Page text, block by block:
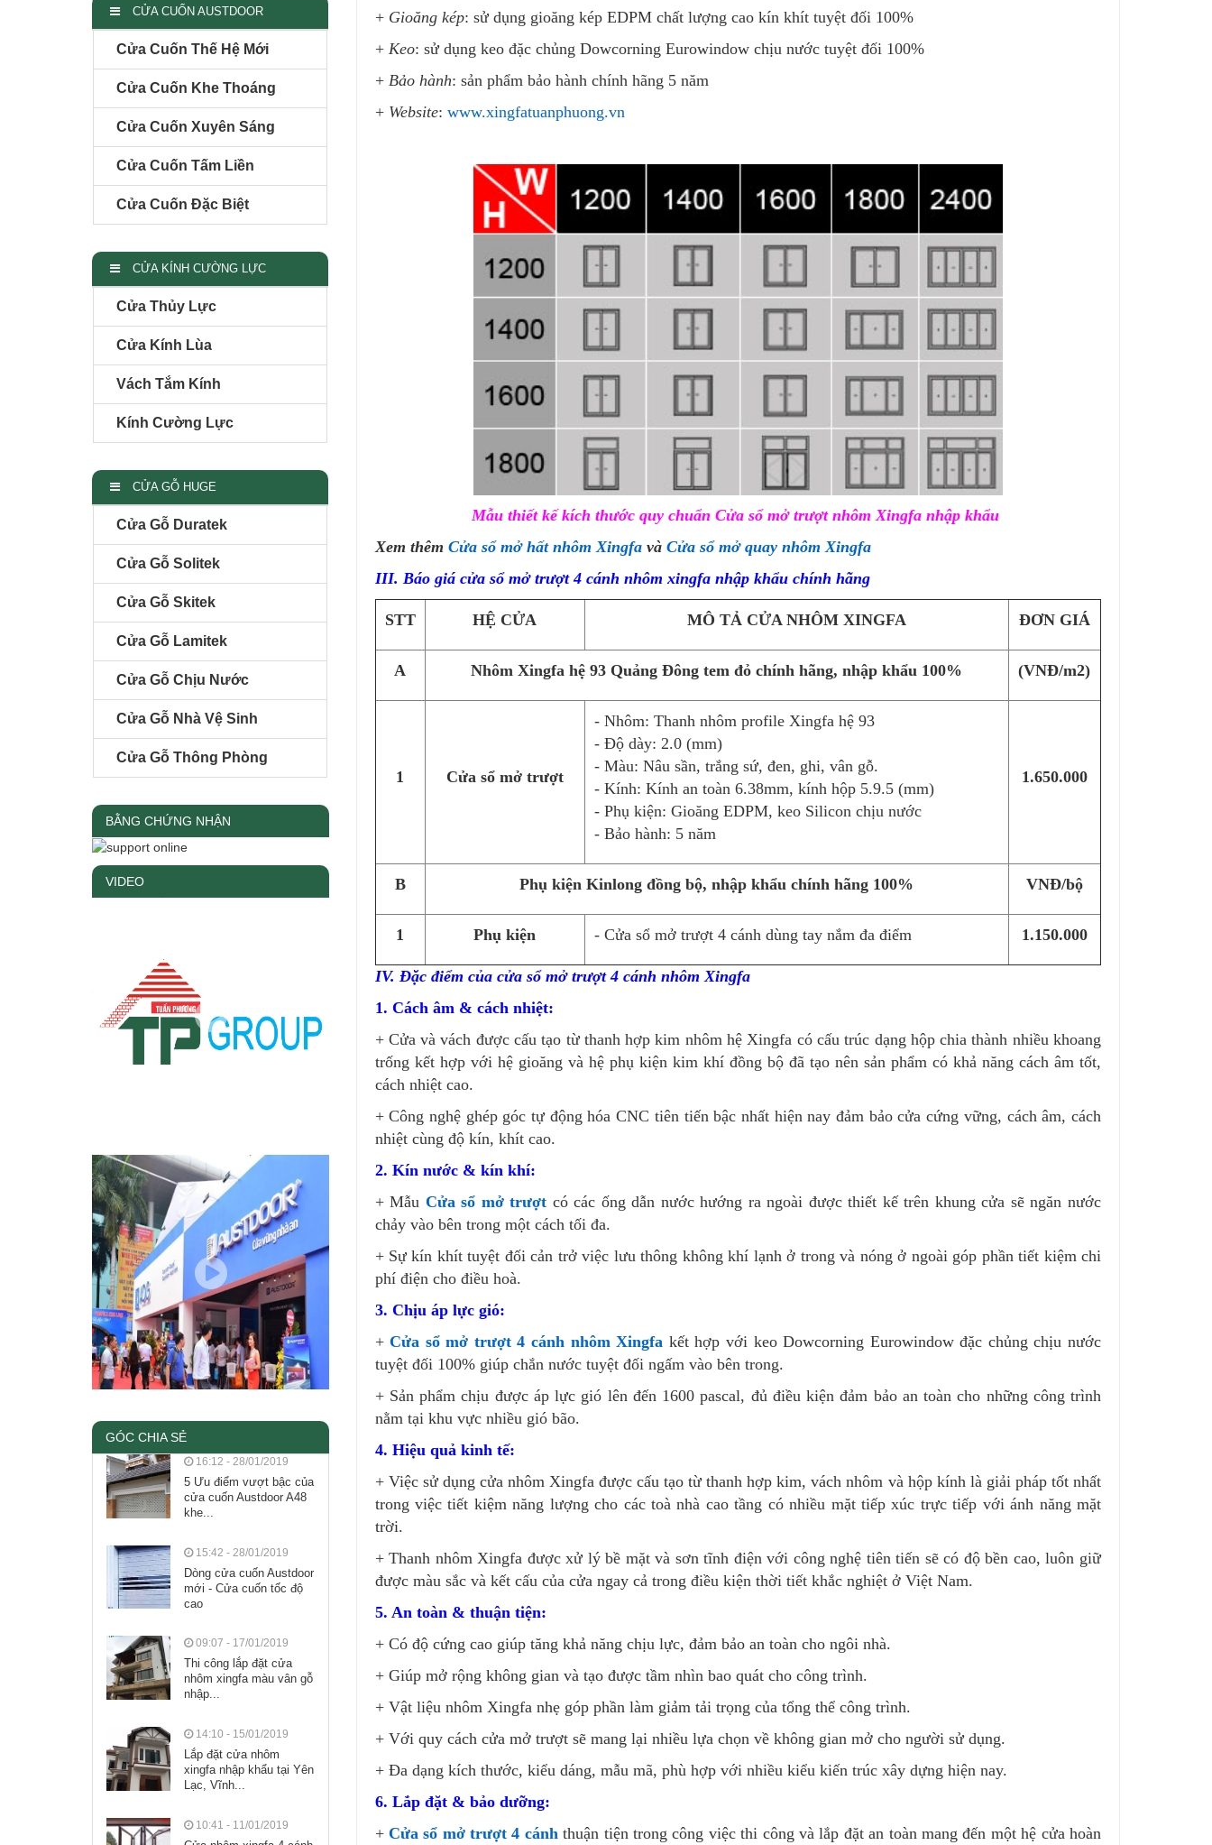
CỬA CUỐN AUSTDOOR
Cửa Cuốn Thế Hệ Mới
Cửa Cuốn Khe Thoáng
Cửa Cuốn Xuyên Sáng
Cửa Cuốn Tấm Liền
Cửa Cuốn Đặc Biệt
CỬA KÍNH CƯỜNG LỰC
Cửa Thủy Lực
Cửa Kính Lùa
Vách Tắm Kính
Kính Cường Lực
CỬA GỖ HUGE
Cửa Gỗ Duratek
Cửa Gỗ Solitek
Cửa Gỗ Skitek
Cửa Gỗ Lamitek
Cửa Gỗ Chịu Nước
Cửa Gỗ Nhà Vệ Sinh
Cửa Gỗ Thông Phòng
BẰNG CHỨNG NHẬN
VIDEO
GÓC CHIA SẺ
16:12 - 28/01/2019
5 Ưu điểm vượt bậc của
cửa cuốn Austdoor A48
khe...
15:42 - 28/01/2019
Dòng cửa cuốn Austdoor
mới - Cửa cuốn tốc độ
cao
09:07 - 17/01/2019
Thi công lắp đặt cửa
nhôm xingfa màu vân gỗ
nhập...
14:10 - 15/01/2019
Lắp đặt cửa nhôm
xingfa nhập khẩu tại Yên
Lạc, Vĩnh...
10:41 - 11/01/2019
+ Gioăng kép: sử dụng gioăng kép EDPM chất lượng cao kín khít tuyệt đối 100%
+ Keo: sử dụng keo đặc chủng Dowcorning Eurowindow chịu nước tuyệt đối 100%
+ Bảo hành: sản phẩm bảo hành chính hãng 5 năm
+Website: www.xingfatuanphuong.vn
Mẫu thiết kế kích thước quy chuẩn Cửa sổ mở trượt nhôm Xingfa nhập khẩu
Xem thêm Cửa sổ mở hất nhôm Xingfavà Cửa sổ mở quay nhôm Xingfa
III. Báo giá cửa sổ mở trượt 4 cánh nhôm xingfa nhập khẩu chính hãng
STT HỆ CỬA MÔ TẢ CỬA NHÔM XINGFA ĐƠN GIÁ
A Nhôm Xingfa hệ 93 Quảng Đông tem đỏ chính hãng, nhập khẩu 100% (VNĐ/m2)
1 Cửa sổ mở trượt
- Nhôm: Thanh nhôm profile Xingfa hệ 93
- Độ dày: 2.0 (mm)
- Màu: Nâu sần, trắng sứ, đen, ghi, vân gỗ.
- Kính: Kính an toàn 6.38mm, kính hộp 5.9.5 (mm)
- Phụ kiện: Gioăng EDPM, keo Silicon chịu nước
- Bảo hành: 5 năm
1.650.000
B Phụ kiện Kinlong đồng bộ, nhập khẩu chính hãng 100% VNĐ/bộ
1 Phụ kiện - Cửa sổ mở trượt 4 cánh dùng tay nắm đa điểm 1.150.000
IV. Đặc điểm của cửa sổ mở trượt 4 cánh nhôm Xingfa
1. Cách âm & cách nhiệt:
+ Cửa và vách được cấu tạo từ thanh hợp kim nhôm hệ Xingfa có cấu trúc dạng hộp chia thành nhiều khoang
trống kết hợp với hệ gioăng và hệ phụ kiện kim khí đồng bộ đã tạo nên sản phẩm có khả năng cách âm tốt,
cách nhiệt cao.
+ Công nghệ ghép góc tự động hóa CNC tiên tiến bậc nhất hiện nay đảm bảo cửa cứng vững, cách âm, cách
nhiệt cùng độ kín, khít cao.
2. Kín nước & kín khí:
+ Mẫu Cửa sổ mở trượt có các ống dẫn nước hướng ra ngoài được thiết kế trên khung cửa sẽ ngăn nước
chảy vào bên trong một cách tối đa.
+ Sự kín khít tuyệt đối cản trở việc lưu thông không khí lạnh ở trong và nóng ở ngoài góp phần tiết kiệm chi
phí điện cho điều hoà.
3. Chịu áp lực gió:
+Cửa sổ mở trượt 4 cánh nhôm Xingfa kết hợp với keo Dowcorning Eurowindow đặc chủng chịu nước
tuyệt đối 100% giúp chắn nước tuyệt đối ngấm vào bên trong.
+ Sản phẩm chịu được áp lực gió lên đến 1600 pascal, đủ điều kiện đảm bảo an toàn cho những công trình
nằm tại khu vực nhiều gió bão.
4. Hiệu quả kinh tế:
+ Việc sử dụng cửa nhôm Xingfa được cấu tạo từ thanh hợp kim, vách nhôm và hộp kính là giải pháp tốt nhất
trong việc tiết kiệm năng lượng cho các toà nhà cao tầng có nhiều mặt tiếp xúc trực tiếp với ánh năng mặt
trời.
+ Thanh nhôm Xingfa được xử lý bề mặt và sơn tĩnh điện với công nghệ tiên tiến sẽ có độ bền cao, luôn giữ
được màu sắc và kết cấu của cửa ngay cả trong điều kiện thời tiết khắc nghiệt ở Việt Nam.
5. An toàn & thuận tiện:
+ Có độ cứng cao giúp tăng khả năng chịu lực, đảm bảo an toàn cho ngôi nhà.
+ Giúp mở rộng không gian và tạo được tầm nhìn bao quát cho công trình.
+ Vật liệu nhôm Xingfa nhẹ góp phần làm giảm tải trọng của tổng thể công trình.
+ Với quy cách cửa mở trượt sẽ mang lại nhiều lựa chọn về không gian mở cho người sử dụng.
+ Đa dạng kích thước, kiểu dáng, mẫu mã, phù hợp với nhiều kiểu kiến trúc xây dựng hiện nay.
6. Lắp đặt & bảo dưỡng:
+ Cửa sổ mở trượt 4 cánhthuận tiện trong công việc thi công và lắp đặt an toàn mang đến một hệ cửa hoàn